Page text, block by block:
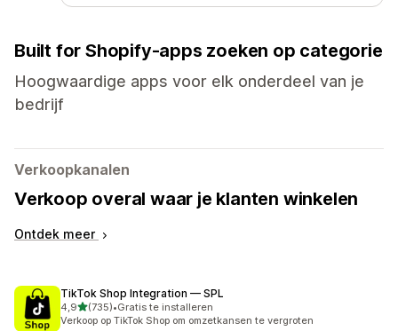
Built for Shopify-apps zoeken op categorie
Hoogwaardige apps voor elk onderdeel van je
bedrijf
Verkoopkanalen
Verkoop overal waar je klanten winkelen
Ontdek meer
TikTok Shop Integration — SPL
4,9van 5 sterren
(735)
735 recensies in totaal
•Gratis te installeren
Verkoop op TikTok Shop om omzetkansen te vergroten